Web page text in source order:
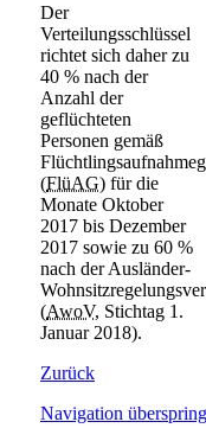
Der
Verteilungsschlüssel
richtet sich daher zu
40 % nach der
Anzahl der
geflüchteten
Personen gemäß
(FlüAG) für die
Monate Oktober
2017 bis Dezember
2017 sowie zu 60 %
nach der Ausländer-
(AwoV, Stichtag 1.
Januar 2018).
Zurück
Navigation